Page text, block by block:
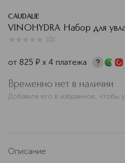
CAUDALIE
VINOHYDRA Набор для
(0)
от 825 ¤ х 4 платежа
Временно нет в наличии
Добавьте его в избранное, чтобы
Описание